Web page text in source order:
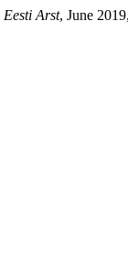
Eesti Arst, June